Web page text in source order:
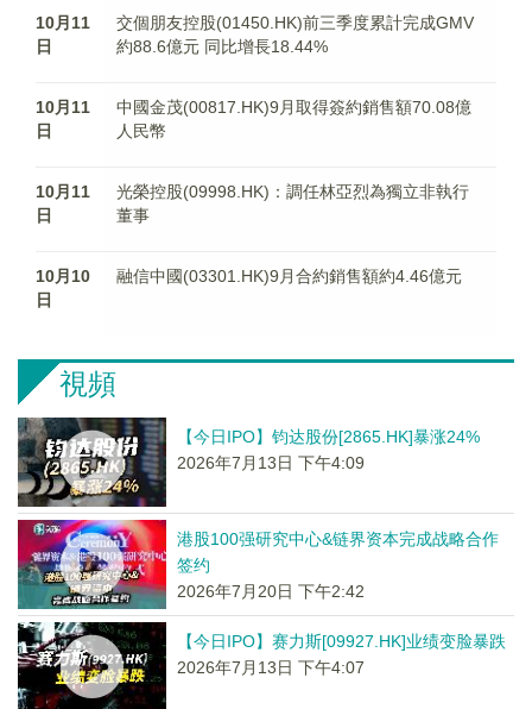
10月11
日
交個朋友控股(01450.HK)前三季度累計完成GMV
約88.6億元 同比增長18.44%
10月11
日
中國金茂(00817.HK)9月取得簽約銷售額70.08億
人民幣
10月11
日
光榮控股(09998.HK)：調任林亞烈為獨立非執行
董事
10月10
日
融信中國(03301.HK)9月合約銷售額約4.46億元
視頻
【今日IPO】钧达股份[2865.HK]暴涨24%
2026年7月13日 下午4:09
港股100强研究中心&链界资本完成战略合作
签约
2026年7月20日 下午2:42
【今日IPO】赛力斯[09927.HK]业绩变脸暴跌
2026年7月13日 下午4:07